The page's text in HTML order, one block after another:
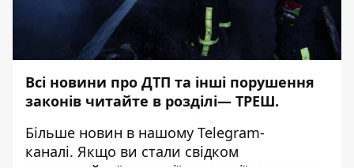
Всі новини про ДТП та інші порушення
законів читайте в розділі— ТРЕШ.
Більше новин в нашому Telegram-
каналі. Якщо ви стали свідком